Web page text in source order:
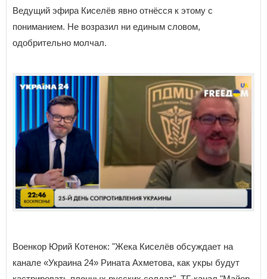
Ведущий эфира Киселёв явно отнёсся к этому с
пониманием. Не возразил ни единым словом,
одобрительно молчал.
Военкор Юрий Котенок: "Жека Киселёв обсуждает на
канале «Украина 24» Рината Ахметова, как укры будут